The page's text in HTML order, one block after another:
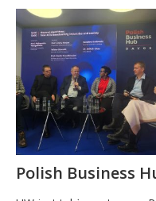
Polish Business